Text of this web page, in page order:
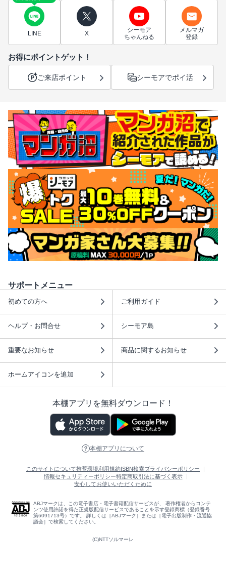
LINE X
シーモア
ちゃんねる
メルマガ
登録
お得にポイントゲット！
ご来店ポイント シーモアでポイ活
サポートメニュー
初めての方へ ご利用ガイド
ヘルプ・お問合せ シーモア島
重要なお知らせ 商品に関するお知らせ
ホームアイコンを追加
本棚アプリを無料ダウンロード！
本棚アプリについて
このサイトについて推奨環境利用規約 ISBN検索プライバシーポリシー
情報セキュリティーポリシー特定商取引法に基づく表示
安心してお使いいただくために
ABJマークは、この電子書店・電子書籍配信サービスが、 著作権者からコンテ
ンツ使用許諾を得た正規版配信サービスであることを示す登録商標（登録番号
第6091713号）です。 詳しくは［ABJマーク］または［電子出版制作・流通協
議会］で検索してください。
(C)NTTソルマーレ